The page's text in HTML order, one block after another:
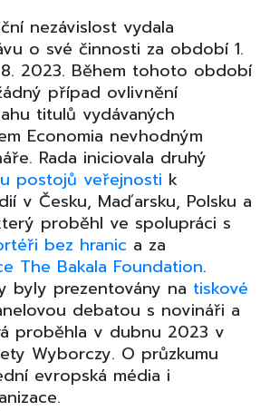
nezávislost vydala
o své činnosti za období 1.
8. 2023. Během tohoto období
případ ovlivnění
titulů vydávaných
Economia nevhodným
Rada iniciovala druhý
postojů veřejnosti k
v Česku, Maďarsku, Polsku a
proběhl ve spolupráci s
bez hranic a za
The Bakala Foundation.
byly prezentovány na tiskové
debatou s novináři a
proběhla v dubnu 2023 v
Wyborczy. O průzkumu
evropská média i